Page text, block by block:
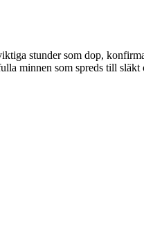
stunder som dop,
minnen som spreds till